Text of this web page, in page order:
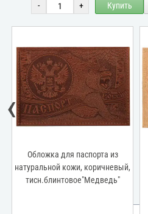
- + Купить
Обложка для паспорта из
натуральной кожи, коричневый,
тисн.блинтовое"Медведь"
‹